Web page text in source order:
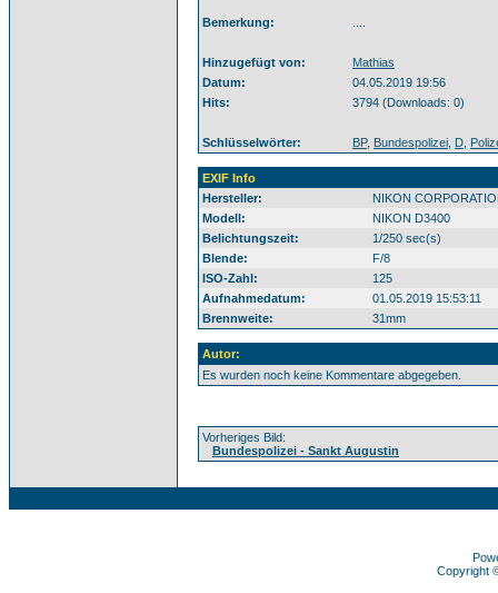
Bemerkung:
Hinzugefügt von:
Mathias
Datum:
04.05.2019 19:56
Hits:
3794 (Downloads: 0)
Schlüsselwörter: BP, Bundespolizei D
EXIF Info
Hersteller:
NIKON
Modell:
NIKON D3400
Belichtungszeit:
1/250 sec(s)
Blende:
F/8
ISO-Zahl:
125
Aufnahmedatum:
01.05.2019 15:53:11
Brennweite:
31mm
Autor:
Es wurden noch keine Kommentare abgegeben.
Vorheriges Bild:
Bundespolizei - Sankt Augustin
Copyright